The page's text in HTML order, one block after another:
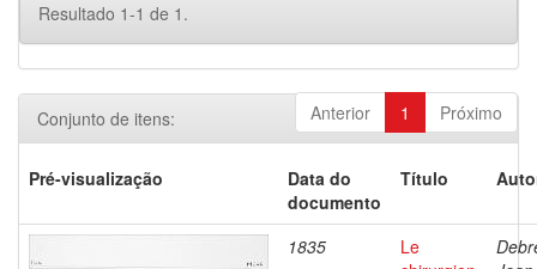
Resultado 1-1 de 1.
Anterior 1 Próximo
Conjunto de itens:
Pré-visualização
Data do
documento
Título
1835
Le